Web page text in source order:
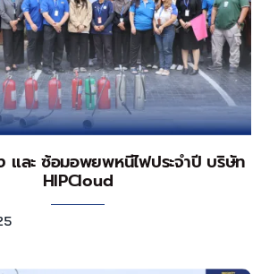
และ ซ้อมอพยพหนีไฟประจำปี บริษัท
HIPCloud